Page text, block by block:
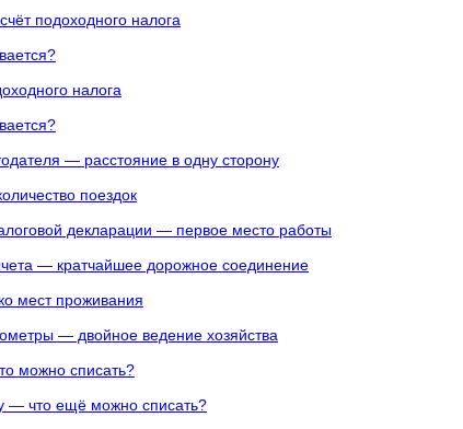
подоходного налога
налога
— расстояние в одну сторону
поездок
декларации — первое место работы
— кратчайшее дорожное соединение
мест проживания
— двойное ведение хозяйства
можно списать?
— что ещё можно списать?